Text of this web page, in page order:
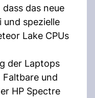
das neue
und spezielle
Lake CPUs
der Laptops
und
HP Spectre